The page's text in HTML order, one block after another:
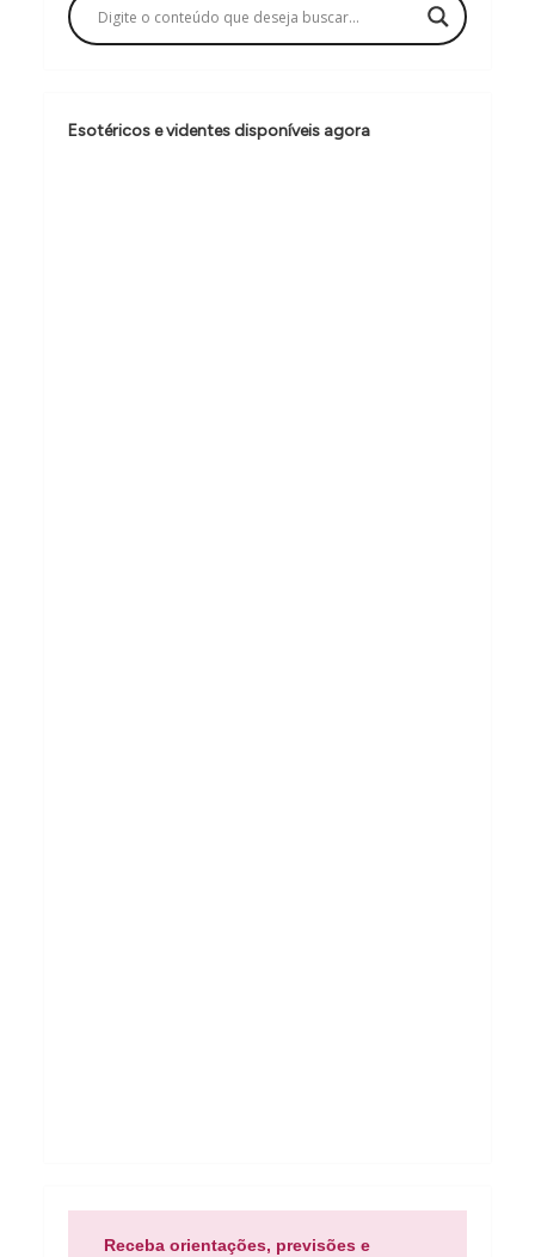
ã
d
Esotéricos e videntes disponíveis agora
Receba orientações, previsões e